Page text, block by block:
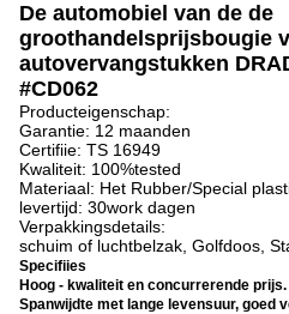
De automobiel van de de
groothandelsprijsbougie
autovervangstukken
#CD062
Producteigenschap:
Garantie: 12 maanden
Certifiie: TS 16949
Kwaliteit: 100%tested
Materiaal: Het Rubber/Special
levertijd: 30work dagen
Verpakkingsdetails:
schuim of luchtbelzak, Golfdoos,
Specifiies
Hoog - kwaliteit en concurrerende prijs.
Spanwijdte met lange levensuur, goed